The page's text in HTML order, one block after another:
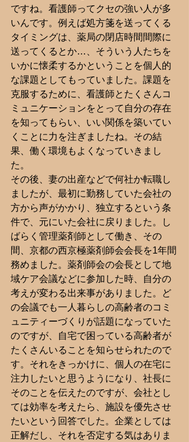
ですね。看護師ってクセの強い人が多
いんです。例えば処方箋を送ってくる
タイミングは、薬局の閉店時間間際に
送ってくるとか…、そういう人たちを
いかに懐柔するかということを個人的
な課題としてもっていました。課題を
克服するために、看護師とたくさんコ
ミュニケーションをとって自分の存在
を知ってもらい、いい関係を築いてい
くことに力を注ぎましたね。その結
果、働く環境もよくなっていきまし
た。
その後、妻の出産などで何社か転職し
ましたが、最初に勤務していた会社の
方から声がかかり、独立するという条
件で、元にいた会社に戻りました。し
ばらく管理薬剤師として働き、その
間、京都の西京極薬剤師会会長を1年間
務めました。薬剤師会の会長として地
域ケア会議などに参加した時、自分の
考えが変わる出来事がありました。ど
の会議でも一人暮らしの高齢者のコミ
ュニティーづくりが話題になっていた
のですが、自宅で困っている高齢者が
たくさんいることを知らせられたので
す。それをきっかけに、個人の在宅に
注力したいと思うようになり、社長に
そのことを伝えたのですが、会社とし
ては効率を考えたら、施設を優先させ
たいという回答でした。企業としては
正解だし、それを否定する気はありま